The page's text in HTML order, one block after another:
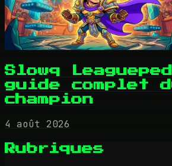
Slowq
guide complet
champion
4 août 2026
Rubriques